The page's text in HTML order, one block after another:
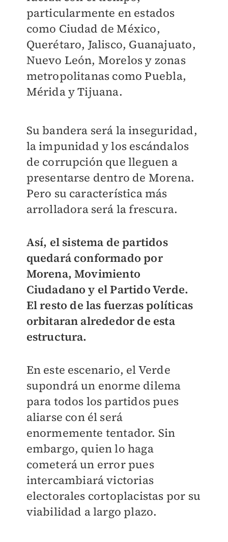
particularmente en estados
como Ciudad de México,
Querétaro, Jalisco, Guanajuato,
Nuevo León, Morelos y zonas
metropolitanas como Puebla,
Mérida y Tijuana.
Su bandera será la inseguridad,
la impunidad y los escándalos
de corrupción que lleguen a
presentarse dentro de Morena.
Pero su característica más
arrolladora será la frescura.
Así, el sistema de partidos
quedará conformado por
Morena, Movimiento
Ciudadano y el Partido Verde.
El resto de las fuerzas políticas
orbitaran alrededor de esta
estructura.
En este escenario, el Verde
supondrá un enorme dilema
para todos los partidos pues
aliarse con él será
enormemente tentador. Sin
embargo, quien lo haga
cometerá un error pues
intercambiará victorias
electorales cortoplacistas por su
viabilidad a largo plazo.